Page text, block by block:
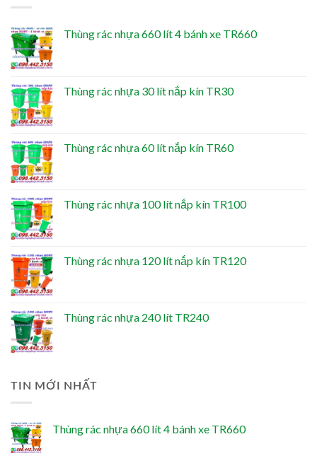
Thùng rác nhựa 660 lít 4 bánh xe TR660
Thùng rác nhựa 30 lít nắp kín TR30
Thùng rác nhựa 60 lít nắp kín TR60
Thùng rác nhựa 100 lít nắp kín TR100
Thùng rác nhựa 120 lít nắp kín TR120
Thùng rác nhựa 240 lít TR240
TIN MỚI NHẤT
Thùng rác nhựa 660 lít 4 bánh xe TR660